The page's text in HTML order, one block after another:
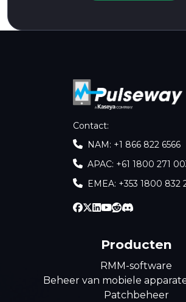
Contact:
NAM: +1 866 822 6566
APAC: +61 1800 271
EMEA: +353 1800 832
Producten
RMM-software
Beheer van mobiele
Patchbeheer